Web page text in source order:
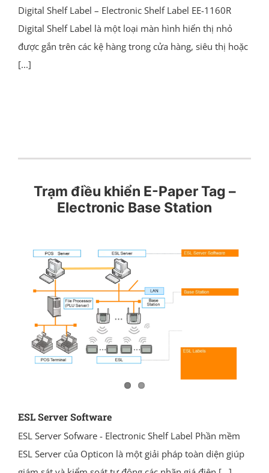
Digital Shelf Label – Electronic Shelf Label EE-1160R
Digital Shelf Label là một loại màn hình hiển thị nhỏ
được gắn trên các kệ hàng trong cửa hàng, siêu thị hoặc
[...]
Trạm điều khiển E-Paper Tag –
Electronic Base Station
ESL Server Software
ESL Server Sofware - Electronic Shelf Label Phần mềm
ESL Server của Opticon là một giải pháp toàn diện giúp